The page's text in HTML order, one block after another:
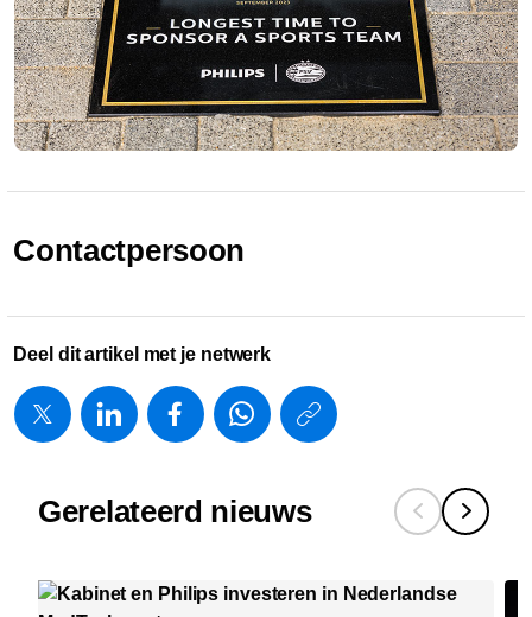
Contactpersoon
Deel dit artikel met je netwerk
https://
met-
Gerelateerd nieuws